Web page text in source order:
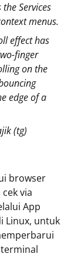
Services
menus.
effect has
finger
on the
edge of a
(tg)
browser
via
App
Linux, untuk